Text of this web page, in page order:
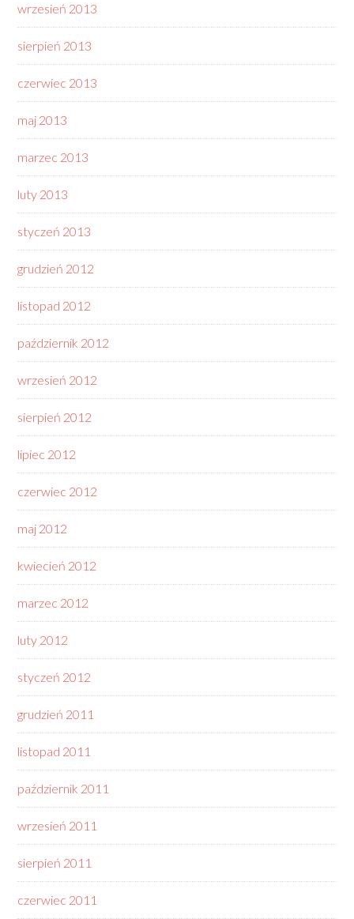
wrzesień 2013
sierpień 2013
czerwiec 2013
maj 2013
marzec 2013
luty 2013
styczeń 2013
grudzień 2012
listopad 2012
październik 2012
wrzesień 2012
sierpień 2012
lipiec 2012
czerwiec 2012
maj 2012
kwiecień 2012
marzec 2012
luty 2012
styczeń 2012
grudzień 2011
listopad 2011
październik 2011
wrzesień 2011
sierpień 2011
czerwiec 2011